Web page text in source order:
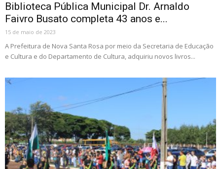
Biblioteca Pública Municipal Dr. Arnaldo
Faivro Busato completa 43 anos e...
15 de maio de 2023
A Prefeitura de Nova Santa Rosa por meio da Secretaria de Educação
e Cultura e do Departamento de Cultura, adquiriu novos livros...